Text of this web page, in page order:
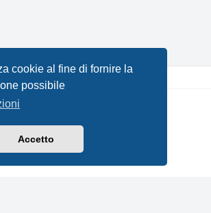
cookie al fine di fornire la
possibile
Accetto
Forum Software © phpBB Limited •
phpBB-Italia.it
|Tutti gli orari sono